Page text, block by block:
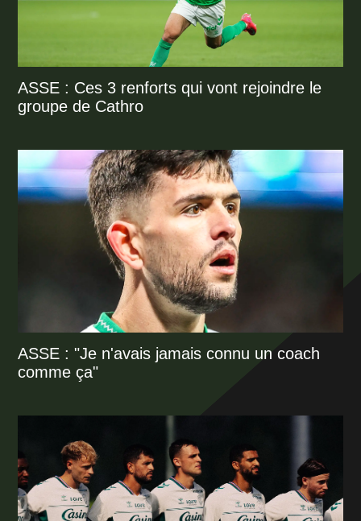
ASSE : Ces 3 renforts qui vont rejoindre le
groupe de Cathro
ASSE : "Je n'avais jamais connu un coach
comme ça"